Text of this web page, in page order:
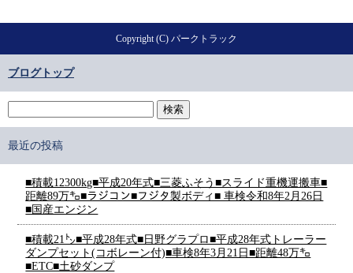
Copyright (C) パークトラック
ブログトップ
最近の投稿
■積載12300kg■平成20年式■三菱ふそう■スライド重機運搬車■
距離89万㌔■ラジコン■フジタ製ボディ■ 車検令和8年2月26日
■国産エンジン
■積載21㌧■平成28年式■日野グラプロ■平成28年式トレーラー
ダンプセット(コボレーン付)■車検8年3月21日■距離48万㌔
■ETC■土砂ダンプ